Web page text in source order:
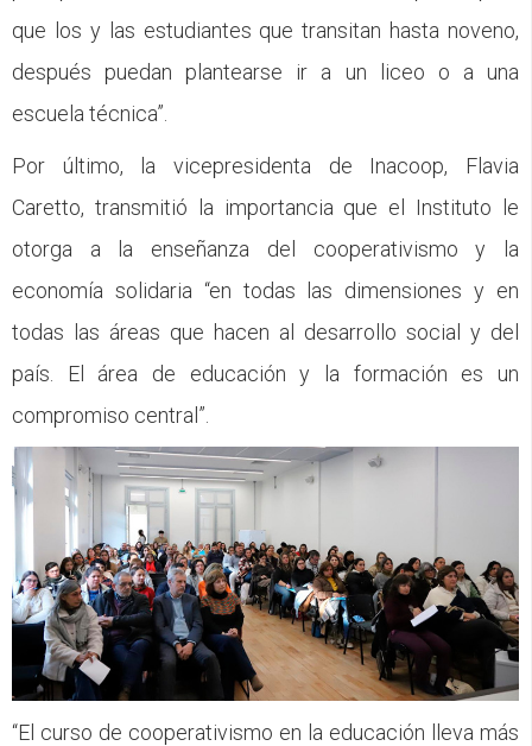
que los y las estudiantes que transitan hasta noveno,
después puedan plantearse ir a un liceo o a una
escuela técnica”.
Por último, la vicepresidenta de Inacoop, Flavia
Caretto, transmitió la importancia que el Instituto le
otorga a la enseñanza del cooperativismo y la
economía solidaria “en todas las dimensiones y en
todas las áreas que hacen al desarrollo social y del
país. El área de educación y la formación es un
compromiso central”.
“El curso de cooperativismo en la educación lleva más